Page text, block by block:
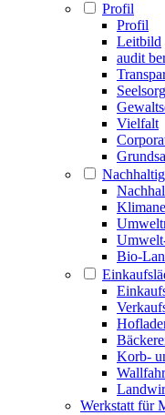
Profil
Profil
Leitbild
audit
Vielfalt
Bio-
Korb-
Werkstatt für